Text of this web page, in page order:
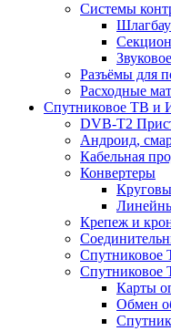
Системы
Разъёмы для
Расходные
Спутниковое ТВ и
DVB-Т2
Андроид,
Кабельная
Конвертеры
Крепеж и
Спутниковое
Карты
Обмен